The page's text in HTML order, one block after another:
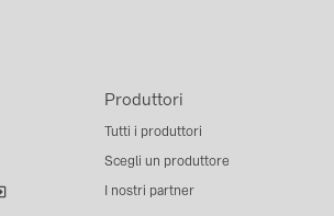
Produttori
Tutti i produttori
Scegli un produttore
I nostri partner